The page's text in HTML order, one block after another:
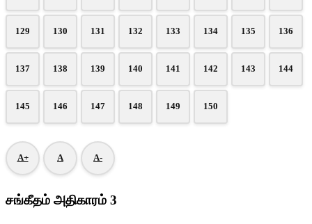
129 130 131 132 133 134 135 136
137 138 139 140 141 142 143 144
145 146 147 148 149 150
A+ A A-
சங்கீதம் அதிகாரம் 3